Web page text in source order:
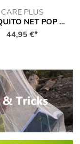
CARE PLUS
MOSQUITO NET POP UP DOME DURALLIN®
44,95 €*